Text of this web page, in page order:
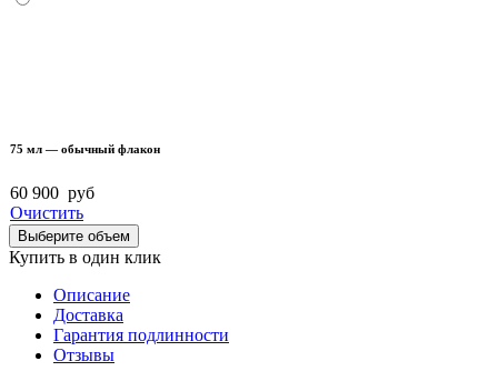
75 мл — обычный флакон
60 900 руб
Очистить
Выберите объем
Купить в один клик
Описание
Доставка
Гарантия подлинности
Отзывы